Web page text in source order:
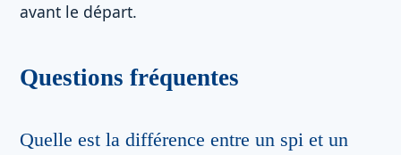
avant le départ.
Questions fréquentes
Quelle est la différence entre un spi et un